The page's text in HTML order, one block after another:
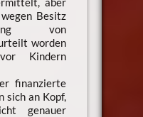
Besitz
von
worden
Kindern
finanzierte
sich an Kopf,
genauer